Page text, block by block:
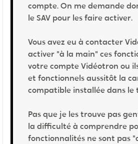
compte. On me demande
le SAV pour les faire activer.
Vous avez eu à contacter
activer "à la main" ces
votre compte Vidéotron ou
et fonctionnels aussitôt la
compatible installée dans le
Pas que je les trouve pas
la difficulté à comprendre
fonctionnalités ne sont pas